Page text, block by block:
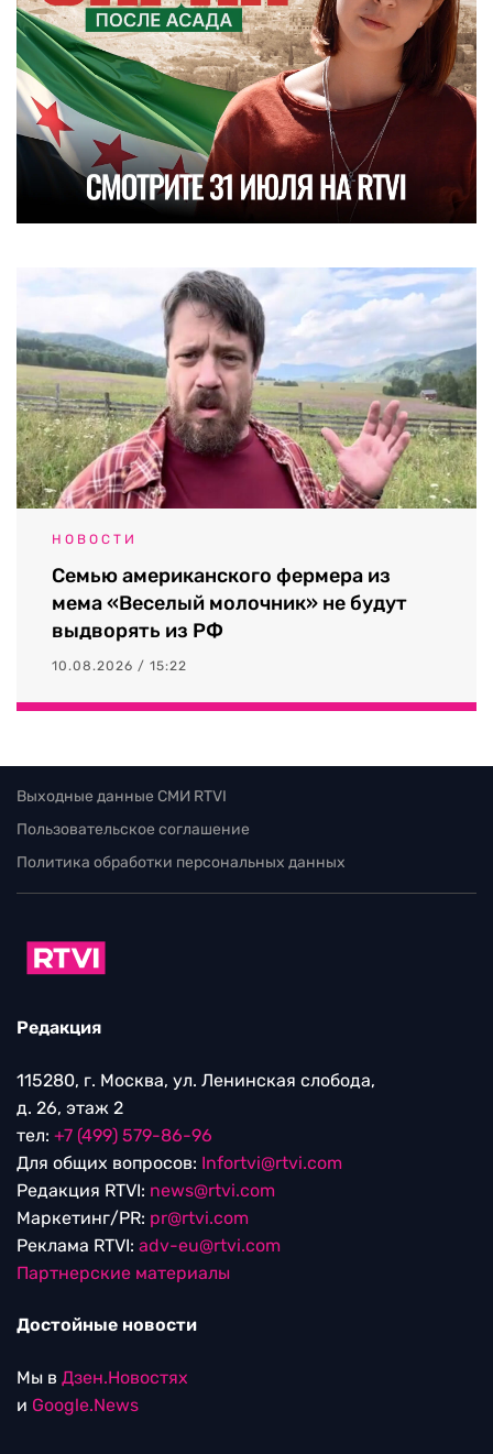
НОВОСТИ
Семью американского фермера из
мема «Веселый молочник» не будут
выдворять из РФ
10.08.2026 / 15:22
Выходные данные СМИ RTVI
Пользовательское соглашение
Политика обработки персональных данных
Редакция
115280, г. Москва, ул. Ленинская слобода,
д. 26, этаж 2
тел: +7 (499) 579-86-96
Для общих вопросов: Infortvi@rtvi.com
Редакция RTVI: news@rtvi.com
Маркетинг/PR: pr@rtvi.com
Реклама RTVI: adv-eu@rtvi.com
Партнерские материалы
Достойные новости
Мы в Дзен.Новостях
и Google.News